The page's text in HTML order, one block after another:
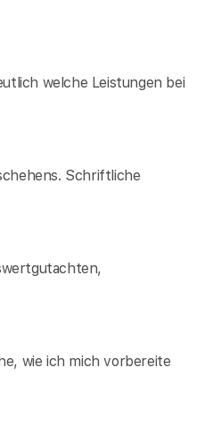
welche Leistungen bei
Schriftliche
wie ich mich vorbereite